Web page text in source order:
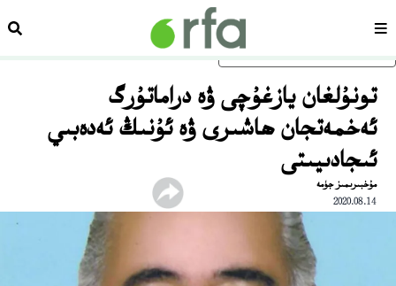
ئاساسلىق مەزمۇنغا ئاتلاڭسەھىپە
تونۇلغان يازغۇچى ۋە دراماتۇرگ
ئەخمەتجان ھاشىرى ۋە ئۇنىڭ ئەدەبىي
ئىجادىيىتى
مۇخبىرىمىز جۈمە
2020.08.14